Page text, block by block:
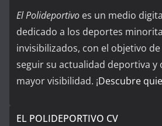
El Polideportivo es un medio
dedicado a los deportes
invisibilizados, con el objetivo
seguir su actualidad deportiva y
mayor visibilidad. ¡Descubre
EL POLIDEPORTIVO CV